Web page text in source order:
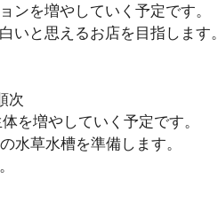
ンを増やしていく予定です。
いと思えるお店を目指します。
次
を増やしていく予定です。
水草水槽を準備します。